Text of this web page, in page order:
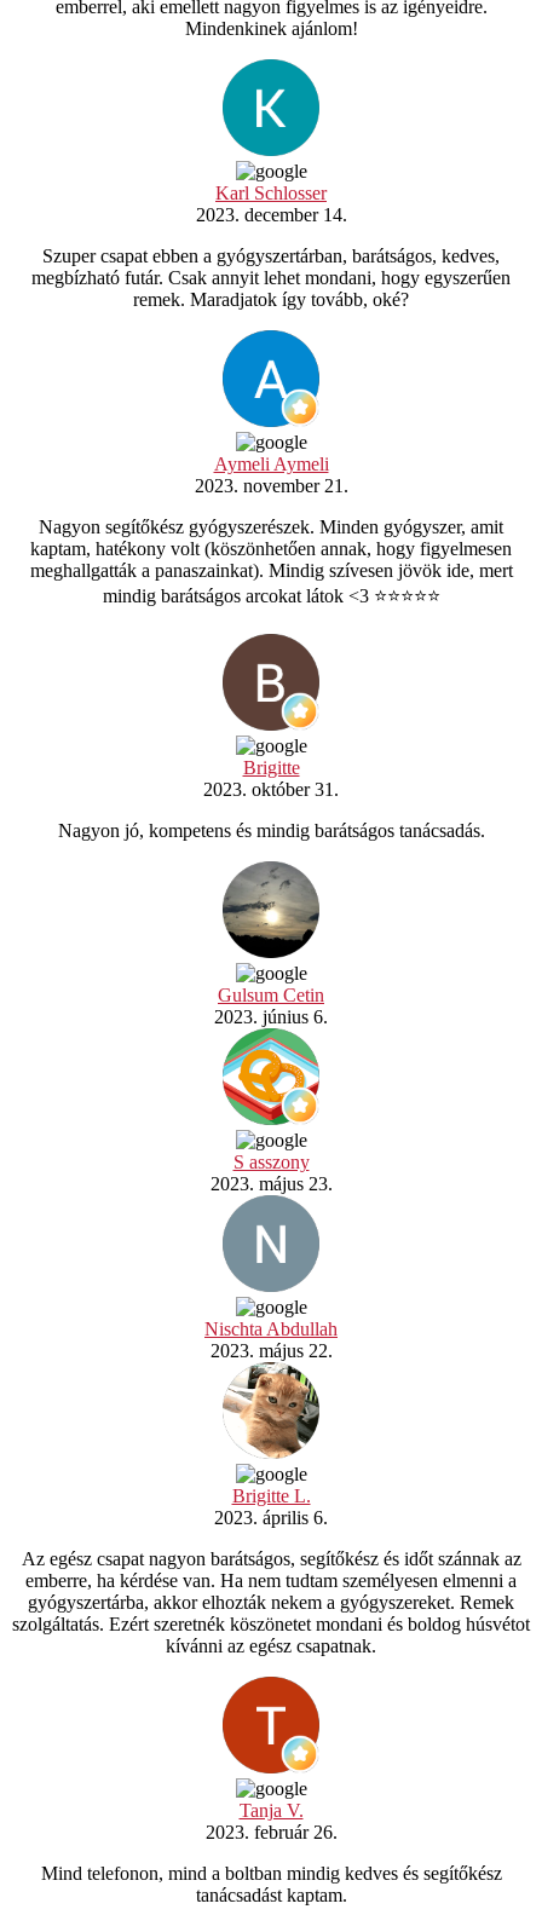
emberrel, aki emellett nagyon figyelmes is az igényeidre.
Mindenkinek ajánlom!
Karl Schlosser
2023. december 14.
Szuper csapat ebben a gyógyszertárban, barátságos, kedves,
megbízható futár. Csak annyit lehet mondani, hogy egyszerűen
remek. Maradjatok így tovább, oké?
Aymeli Aymeli
2023. november 21.
Nagyon segítőkész gyógyszerészek. Minden gyógyszer, amit
kaptam, hatékony volt (köszönhetően annak, hogy figyelmesen
meghallgatták a panaszainkat). Mindig szívesen jövök ide, mert
mindig barátságos arcokat látok <3 ⭐️⭐️⭐️⭐️⭐️
Brigitte
2023. október 31.
Nagyon jó, kompetens és mindig barátságos tanácsadás.
Gulsum Cetin
2023. június 6.
S asszony
2023. május 23.
Nischta Abdullah
2023. május 22.
Brigitte L.
2023. április 6.
Az egész csapat nagyon barátságos, segítőkész és időt szánnak az
emberre, ha kérdése van. Ha nem tudtam személyesen elmenni a
gyógyszertárba, akkor elhozták nekem a gyógyszereket. Remek
szolgáltatás. Ezért szeretnék köszönetet mondani és boldog húsvétot
kívánni az egész csapatnak.
Tanja V.
2023. február 26.
Mind telefonon, mind a boltban mindig kedves és segítőkész
tanácsadást kaptam.